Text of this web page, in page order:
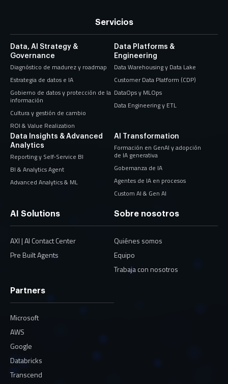
Servicios
Data, AI Strategy &
Governance
Diagnóstico de madurez y roadmap
Estrategia de datos e IA
Gobierno de datos y protección de la
información
Cultura y gestión de cambio
ROI & Value Realization
Data Platforms &
Engineering
Data Warehousing y Data Lake
Customer Data Platform (CDP)
DataOps y MLOps
Data Engineering y ETL
Data Insights & Advanced
Analytics
Reporting y Self-Service BI
BI & Analytics Agent
Advanced Analytics & ML
AI Transformation
Formación en GenAI y adopción
de IA generativa
Gobernanza de IA
Agentes de IA en procesos
Custom AI & Gen AI
AI Solutions
AXI | AI Contact Center
Pre Built Agents
Sobre nosotros
Quiénes somos
Equipo
Trabaja con nosotros
Partners
Microsoft
AWS
Google
Databricks
Transcend